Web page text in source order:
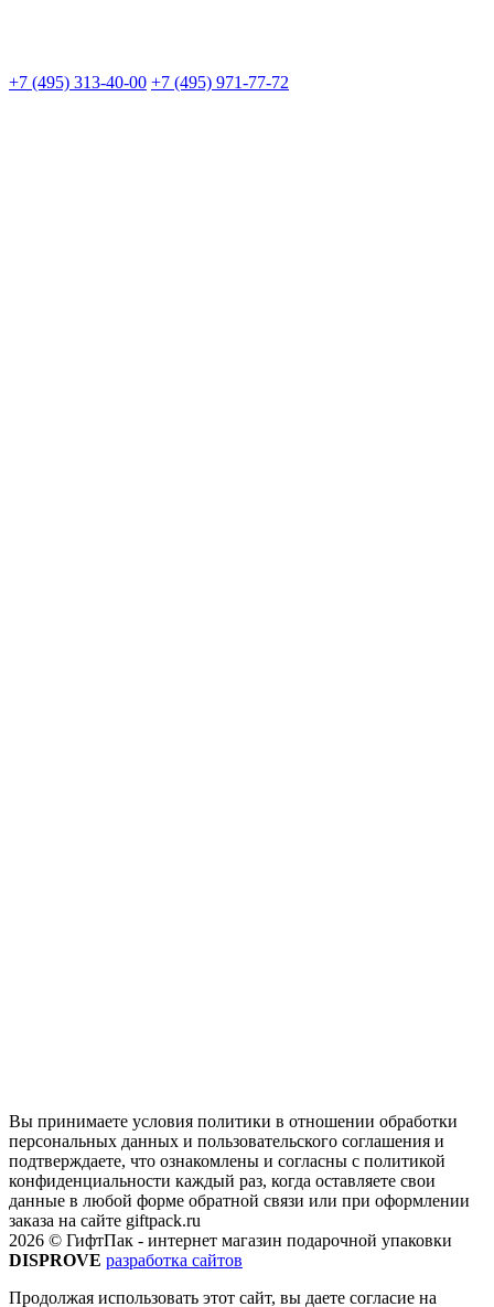
+7 (495) 313-40-00 +7 (495) 971-77-72
Вы принимаете условия политики в отношении обработки
персональных данных и пользовательского соглашения и
подтверждаете, что ознакомлены и согласны с политикой
конфиденциальности каждый раз, когда оставляете свои
данные в любой форме обратной связи или при оформлении
заказа на сайте giftpack.ru
2026 © ГифтПак - интернет магазин подарочной упаковки
DISPROVE разработка сайтов
Продолжая использовать этот сайт, вы даете согласие на